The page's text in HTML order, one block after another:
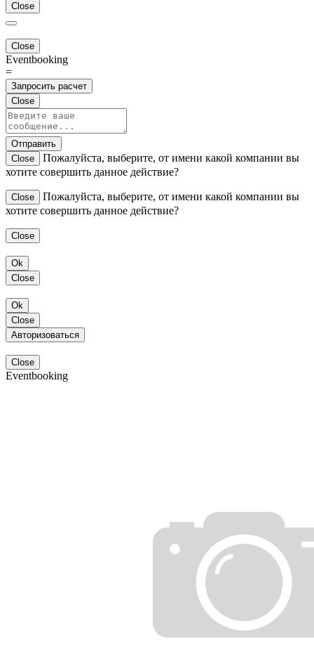
Close
Close
Eventbooking
=
Запросить расчет
Close
Отправить
Close
Пожалуйста, выберите, от имени какой компании вы
хотите совершить данное действие?
Close
Пожалуйста, выберите, от имени какой компании вы
хотите совершить данное действие?
Close
Ok
Close
Ok
Close
Авторизоваться
Close
Eventbooking